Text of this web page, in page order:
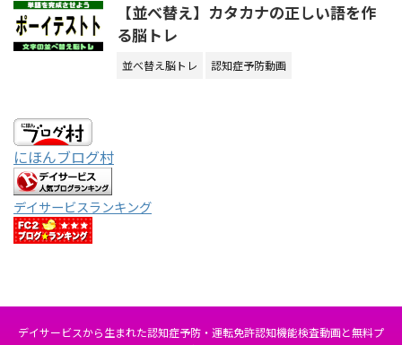
【並べ替え】カタカナの正しい語を作
る脳トレ
並べ替え脳トレ 認知症予防動画
にほんブログ村
デイサービスランキング
デイサービスから生まれた認知症予防・運転免許認知機能検査動画と無料プ